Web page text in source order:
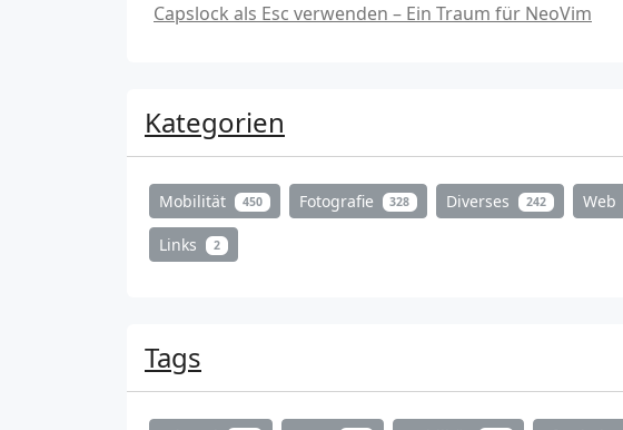
Capslock als Esc verwenden – Ein Traum für NeoVim
Kategorien
Mobilität 450 Fotografie 328 Diverses 242 Web
Links 2
Tags